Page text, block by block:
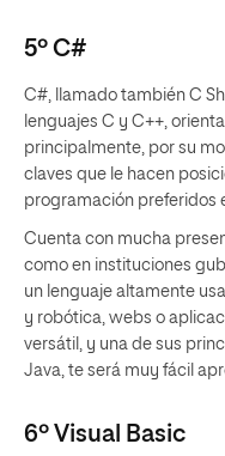
5º C#
C#, llamado también C
lenguajes C y C++,
principalmente, por su
claves que le hacen
programación preferidos
Cuenta con mucha
como en instituciones
un lenguaje altamente
y robótica, webs o
versátil, y una de sus
Java, te será muy fácil
6º Visual Basic